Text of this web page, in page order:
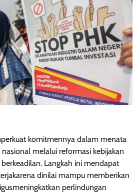
komitmennya dalam menata
melalui reformasi kebijakan
Langkah ini mendapat
dinilai mampu memberikan
perlindungan